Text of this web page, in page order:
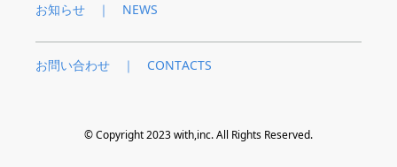
お知らせ ｜ NEWS
お問い合わせ ｜ CONTACTS
© Copyright 2023 with,inc. All Rights Reserved.